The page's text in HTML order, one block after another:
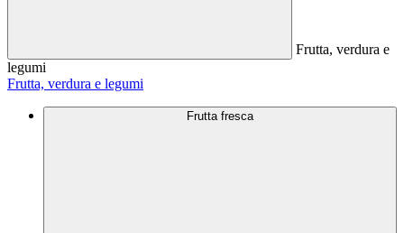
Frutta, verdura e
legumi
Frutta, verdura e legumi
Frutta fresca